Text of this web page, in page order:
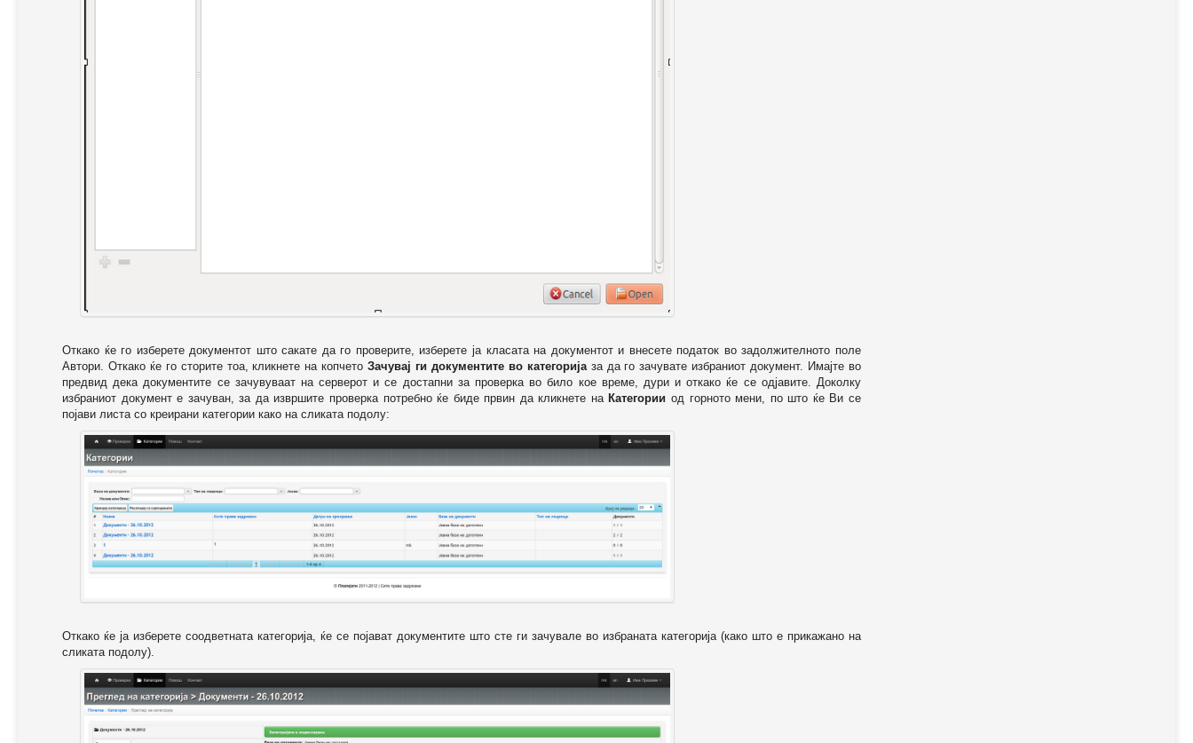
Откако ќе го изберете документот што сакате да го проверите, изберете ја класата на документот и внесете податок во задолжителното поле
Автори. Откако ќе го сторите тоа, кликнете на копчетоЗачувај ги документите во категоријаза да го зачувате избраниот документ. Имајте во
предвид дека документите се зачувуваат на серверот и се достапни за проверка во било кое време, дури и откако ќе се одјавите. Доколку
избраниот документ е зачуван, за да извршите проверка потребно ќе биде првин да кликнете на Категории од горното мени, по што ќе Ви се
појави листа со креирани категории како на сликата подолу:
Откако ќе ја изберете соодветната категорија, ќе се појават документите што сте ги зачувале во избраната категорија (како што е прикажано на
сликата подолу).